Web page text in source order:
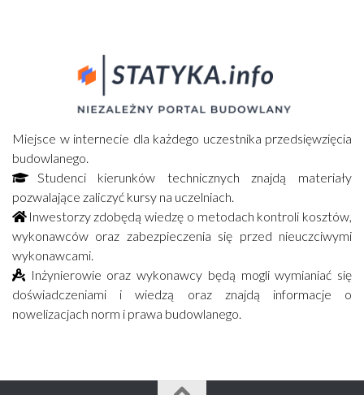
Miejsce w internecie dla każdego uczestnika przedsięwzięcia
budowlanego.
Studenci kierunków technicznych znajdą materiały
pozwalające zaliczyć kursy na uczelniach.
Inwestorzy zdobędą wiedzę o metodach kontroli kosztów,
wykonawców oraz zabezpieczenia się przed nieuczciwymi
wykonawcami.
Inżynierowie oraz wykonawcy będą mogli wymianiać się
doświadczeniami i wiedzą oraz znajdą informacje o
nowelizacjach norm i prawa budowlanego.